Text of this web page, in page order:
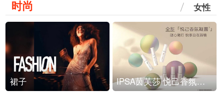
时尚 女性
裙子 IPSA茵芙莎 悦己香氛凝露上市